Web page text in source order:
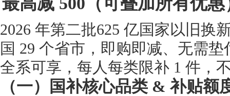
2026 年第二批625 亿国家以旧换
国 29 个省市，即购即减、无需
全系可享，每人每类限补 1 件，
（一）国补核心品类 & 补贴额